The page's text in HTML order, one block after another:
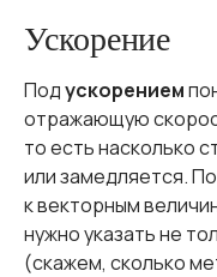
Ускорение
Подускорением
отражающую
то есть насколько
или замедляется.
к векторным
нужно указать не
(скажем, сколько